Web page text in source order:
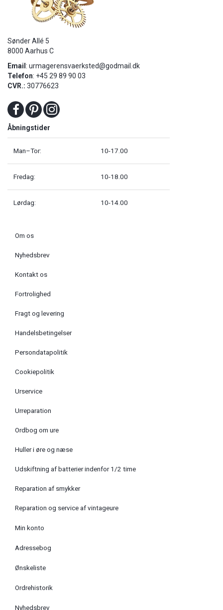
Sønder Allé 5
8000 Aarhus C
Email : urmagerensvaerksted@godmail.dk
Telefon: +45 29 89 90 03
CVR.: 30776623
Åbningstider
Man–Tor: 10-17.00
Fredag: 10-18.00
Lørdag: 10-14.00
Om os
Nyhedsbrev
Kontakt os
Fortrolighed
Fragt og levering
Handelsbetingelser
Persondatapolitik
Cookiepolitik
Urservice
Urreparation
Ordbog om ure
Huller i øre og næse
Udskiftning af batterier indenfor 1/2 time
Reparation af smykker
Reparation og service af vintageure
Min konto
Adressebog
Ønskeliste
Ordrehistorik
Nyhedsbrev